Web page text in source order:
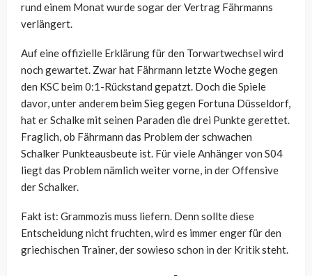
rund einem Monat wurde sogar der Vertrag Fährmanns
verlängert.
Auf eine offizielle Erklärung für den Torwartwechsel wird
noch gewartet. Zwar hat Fährmann letzte Woche gegen
den KSC beim 0:1-Rückstand gepatzt. Doch die Spiele
davor, unter anderem beim Sieg gegen Fortuna Düsseldorf,
hat er Schalke mit seinen Paraden die drei Punkte gerettet.
Fraglich, ob Fährmann das Problem der schwachen
Schalker Punkteausbeute ist. Für viele Anhänger von S04
liegt das Problem nämlich weiter vorne, in der Offensive
der Schalker.
Fakt ist: Grammozis muss liefern. Denn sollte diese
Entscheidung nicht fruchten, wird es immer enger für den
griechischen Trainer, der sowieso schon in der Kritik steht.